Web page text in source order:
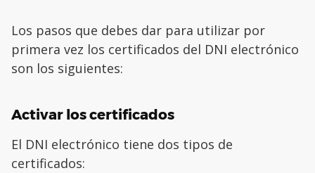
Los pasos que debes dar para utilizar por
primera vez los certificados del DNI electrónico
son los siguientes:
Activar los certificados
El DNI electrónico tiene dos tipos de
certificados: